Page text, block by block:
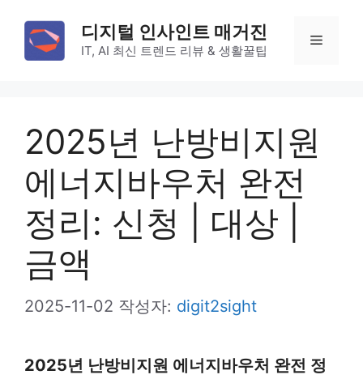
디지털 인사인트 매거진
IT, AI 최신 트렌드 리뷰 & 생활꿀팁
메
2025년 난방비지원
에너지바우처 완전
정리: 신청 | 대상 |
금액
2025-11-02 작성자: digit2sight
2025년 난방비지원 에너지바우처 완전 정